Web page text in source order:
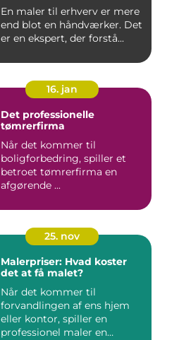
En maler til erhverv er mere
end blot en håndværker. Det
er en ekspert, der forstå...
16. jan
Det professionelle
tømrerfirma
Når det kommer til
boligforbedring, spiller et
betroet tømrerfirma en
afgørende ...
25. nov
Malerpriser: Hvad koster
det at få malet?
Når det kommer til
forvandlingen af ens hjem
eller kontor, spiller en
professionel maler en